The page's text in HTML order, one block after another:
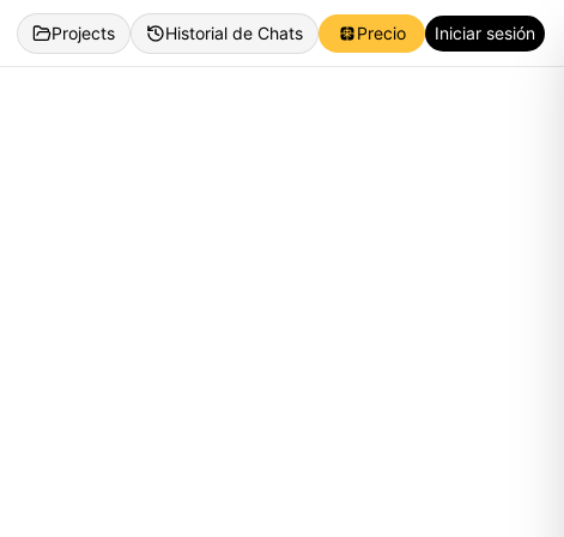
Projects Historial de Chats Precio Iniciar sesión